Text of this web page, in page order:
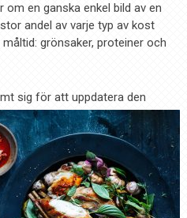
en ganska enkel bild av en
andel av varje typ av kost
grönsaker, proteiner och
sig för att uppdatera den